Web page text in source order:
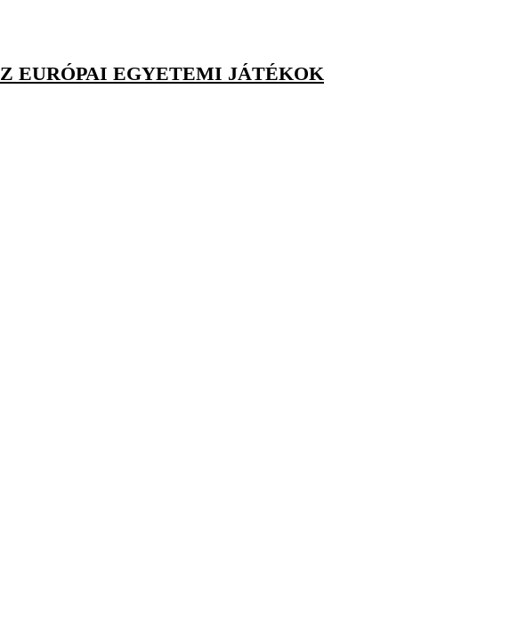
EURÓPAI EGYETEMI JÁTÉKOK